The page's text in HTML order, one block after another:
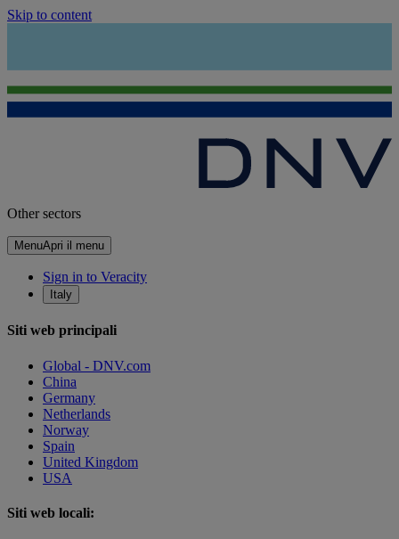
Skip to content
Other sectors
MenuApri il menu
Sign in to Veracity
Italy
Siti web principali
Global - DNV.com
China
Germany
Netherlands
Norway
Spain
United Kingdom
USA
Siti web locali: